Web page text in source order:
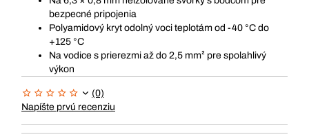
bezpecné pripojenia
Polyamidový kryt odolný voci teplotám od -40 °C do
+125 °C
Na vodice s prierezmi až do 2,5 mm² pre spolahlivý
výkon
(0)
Napíšte prvú recenziu